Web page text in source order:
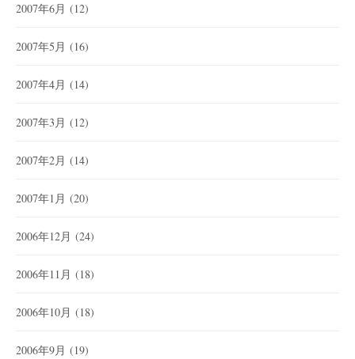
2007年6月 (12)
2007年5月 (16)
2007年4月 (14)
2007年3月 (12)
2007年2月 (14)
2007年1月 (20)
2006年12月 (24)
2006年11月 (18)
2006年10月 (18)
2006年9月 (19)